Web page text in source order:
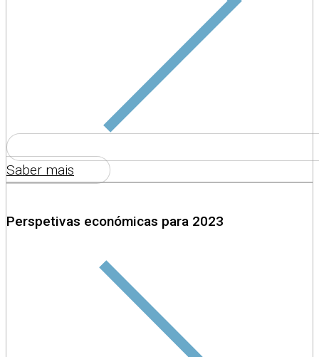
Saber mais
Perspetivas económicas para 2023